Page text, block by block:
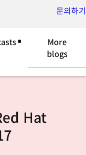
문의하기
More
blogs
Hat